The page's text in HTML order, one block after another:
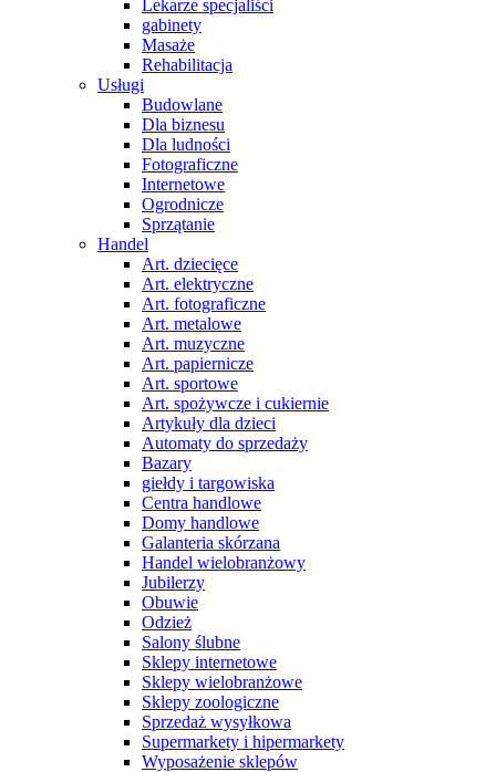
Lekarze specjaliści
gabinety
Masaże
Rehabilitacja
Usługi
Budowlane
Dla biznesu
Dla ludności
Fotograficzne
Internetowe
Ogrodnicze
Sprzątanie
Handel
Art. dziecięce
Art. elektryczne
Art. fotograficzne
Art. metalowe
Art. muzyczne
Art. papiernicze
Art. sportowe
Art. spożywcze i cukiernie
Artykuły dla dzieci
Automaty do sprzedaży
Bazary
giełdy i targowiska
Centra handlowe
Domy handlowe
Galanteria skórzana
Handel wielobranżowy
Jubilerzy
Obuwie
Odzież
Salony ślubne
Sklepy internetowe
Sklepy wielobranżowe
Sklepy zoologiczne
Sprzedaż wysyłkowa
Supermarkety i hipermarkety
Wyposażenie sklepów